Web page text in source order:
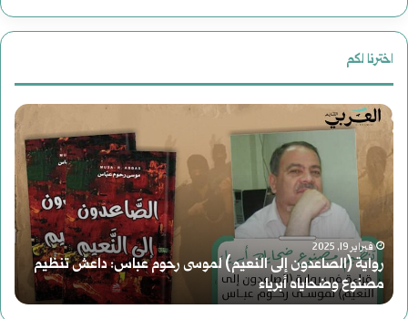
عن:
اخترنا لكم
رواية
(الصاعدون
إلى
النعيم)
لموسى
رحوم
فبراير 19, 2025
رواية (الصاعدون إلى النعيم) لموسى رحوم عباس: داعش تنظيم
مصنوع وضحاياه أبرياء